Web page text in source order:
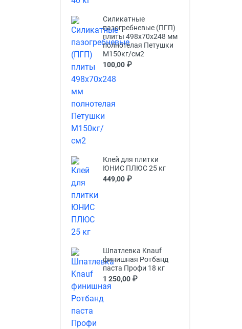
Силикатные
пазогребневые (ПГП)
плиты 498х70х248 мм
полнотелая Петушки
М150кг/см2
100,00 ₽
Клей для плитки
ЮНИС ПЛЮС 25 кг
449,00 ₽
Шпатлевка Knauf
финишная Ротбанд
паста Профи 18 кг
1 250,00 ₽